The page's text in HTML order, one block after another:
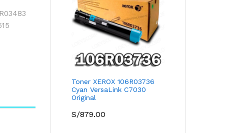
Toner XEROX 106R03736
Cyan VersaLink C7030
Original
S/879.00